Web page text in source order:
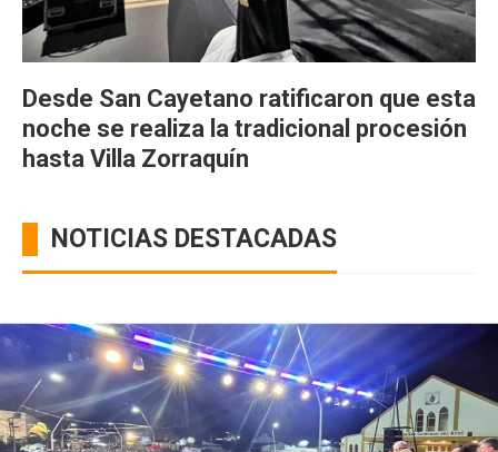
Desde San Cayetano ratificaron que esta
noche se realiza la tradicional procesión
hasta Villa Zorraquín
NOTICIAS DESTACADAS